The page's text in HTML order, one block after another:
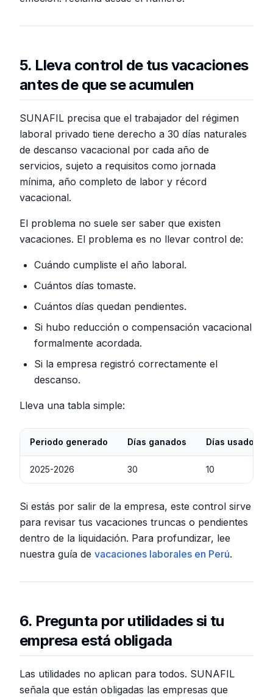
5. Lleva control de tus vacaciones
antes de que se acumulen
SUNAFIL precisa que el trabajador del régimen
laboral privado tiene derecho a 30 días naturales
de descanso vacacional por cada año de
servicios, sujeto a requisitos como jornada
mínima, año completo de labor y récord
vacacional.
El problema no suele ser saber que existen
vacaciones. El problema es no llevar control de:
Cuándo cumpliste el año laboral.
Cuántos días tomaste.
Cuántos días quedan pendientes.
Si hubo reducción o compensación vacacional
formalmente acordada.
Si la empresa registró correctamente el
descanso.
Lleva una tabla simple:
Periodo generado Días ganados Días usados
2025-2026 30 10
Si estás por salir de la empresa, este control sirve
para revisar tus vacaciones truncas o pendientes
dentro de la liquidación. Para profundizar, lee
nuestra guía de vacaciones laborales en Perú.
6. Pregunta por utilidades si tu
empresa está obligada
Las utilidades no aplican para todos. SUNAFIL
señala que están obligadas las empresas que